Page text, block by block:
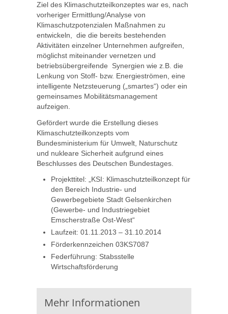
Ziel des Klimaschutzteilkonzeptes war es, nach
vorheriger Ermittlung/Analyse von
Klimaschutzpotenzialen Maßnahmen zu
entwickeln, die die bereits bestehenden
Aktivitäten einzelner Unternehmen aufgreifen,
möglichst miteinander vernetzen und
betriebsübergreifende Synergien wie z.B. die
Lenkung von Stoff- bzw. Energieströmen, eine
intelligente Netzsteuerung („smartes“) oder ein
gemeinsames Mobilitätsmanagement
aufzeigen.
Gefördert wurde die Erstellung dieses
Klimaschutzteilkonzepts vom
Bundesministerium für Umwelt, Naturschutz
und nukleare Sicherheit aufgrund eines
Beschlusses des Deutschen Bundestages.
Projekttitel: „KSI: Klimaschutzteilkonzept für
den Bereich Industrie- und
Gewerbegebiete Stadt Gelsenkirchen
(Gewerbe- und Industriegebiet
Emscherstraße Ost-West“
Laufzeit: 01.11.2013 – 31.10.2014
Förderkennzeichen 03KS7087
Federführung: Stabsstelle
Wirtschaftsförderung
Mehr Informationen